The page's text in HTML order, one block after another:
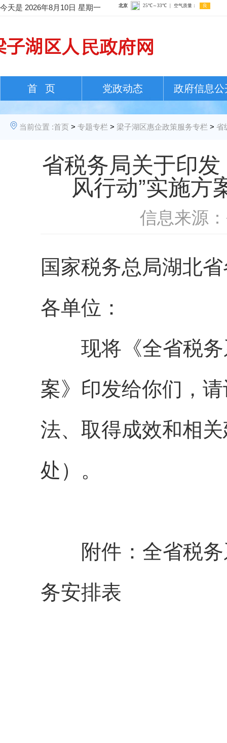
今天是 2026年8月10日 星期一
首 页 党政动态 政府信息公
当前位置 :首页 > 专题专栏 > 梁子湖区惠企政策服务专栏 > 省
省税务局关于印
风行动”实施方
信息来源
国家税务总局湖北
各单位：
现将《全省税务
案》印发给你们，
法、取得成效和相
处）。
附件：全省税务
务安排表